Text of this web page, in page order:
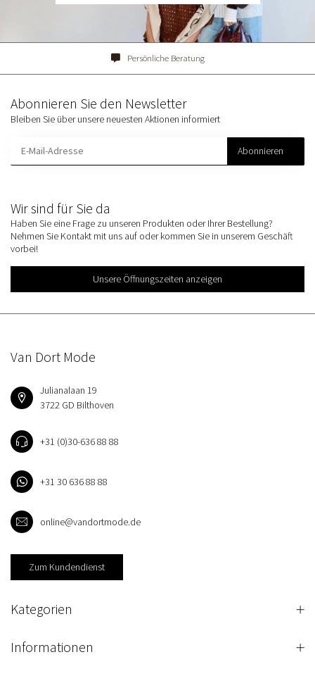
Persönliche Beratung
Wir sind für Sie da
Haben Sie eine Frage zu unseren Produkten oder Ihrer Bestellung?
Nehmen Sie Kontakt mit uns auf oder kommen Sie in unserem Geschäft
vorbei!
Unsere Öffnungszeiten anzeigen
Abonnieren Sie den Newsletter
Bleiben Sie über unsere neuesten Aktionen informiert
Abonnieren
Van Dort Mode
Julianalaan 19
3722 GD Bilthoven
+31 (0)30-636 88 88
+31 30 636 88 88
online@vandortmode.de
Zum Kundendienst
Kategorien
Informationen